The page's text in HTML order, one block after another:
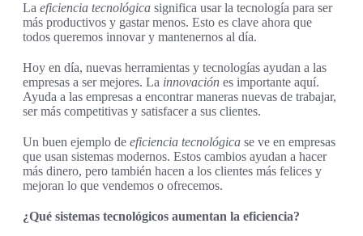
La eficiencia tecnológica significa usar la tecnología para ser
más productivos y gastar menos. Esto es clave ahora que
todos queremos innovar y mantenernos al día.
Hoy en día, nuevas herramientas y tecnologías ayudan a las
empresas a ser mejores. La innovación es importante aquí.
Ayuda a las empresas a encontrar maneras nuevas de trabajar,
ser más competitivas y satisfacer a sus clientes.
Un buen ejemplo de eficiencia tecnológica se ve en empresas
que usan sistemas modernos. Estos cambios ayudan a hacer
más dinero, pero también hacen a los clientes más felices y
mejoran lo que vendemos o ofrecemos.
¿Qué sistemas tecnológicos aumentan la eficiencia?